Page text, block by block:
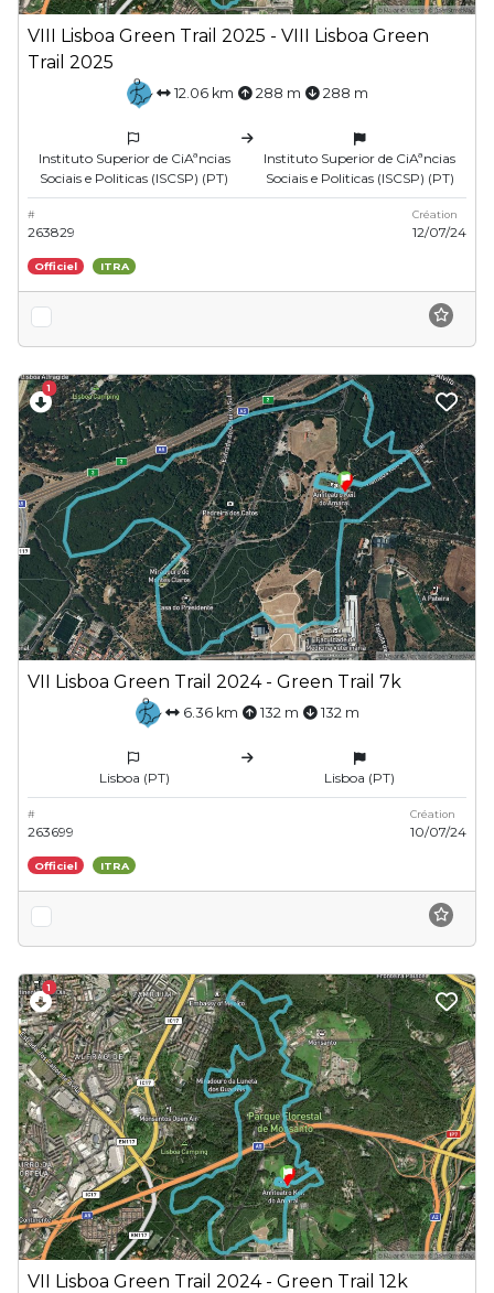
VIII Lisboa Green Trail 2025 - VIII Lisboa Green
Trail 2025
12.06 km 288 m 288 m
Instituto Superior de CiAªncias
Sociais e Politicas (ISCSP) (PT)
Instituto Superior de CiAªncias
Sociais e Politicas (ISCSP) (PT)
#
263829
Création
12/07/24
Officiel ITRA
1
VII Lisboa Green Trail 2024 - Green Trail 7k
6.36 km 132 m 132 m
Lisboa (PT) Lisboa (PT)
#
263699
Création
10/07/24
Officiel ITRA
1
VII Lisboa Green Trail 2024 - Green Trail 12k